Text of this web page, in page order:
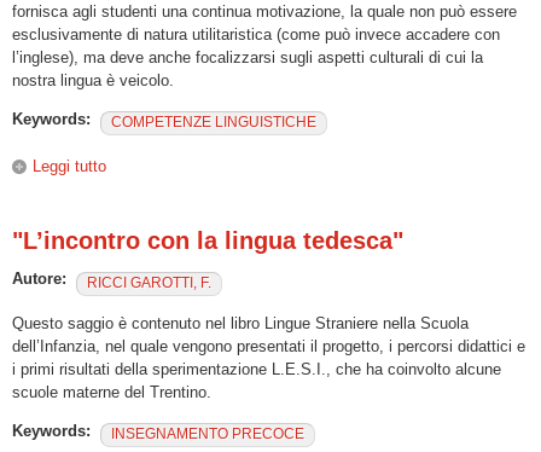
fornisca agli studenti una continua motivazione, la quale non può essere
esclusivamente di natura utilitaristica (come può invece accadere con
l’inglese), ma deve anche focalizzarsi sugli aspetti culturali di cui la
nostra lingua è veicolo.
Keywords: COMPETENZE LINGUISTICHE
Leggi tutto
"L’incontro con la lingua tedesca"
Autore: RICCI GAROTTI, F.
Questo saggio è contenuto nel libro Lingue Straniere nella Scuola
dell’Infanzia, nel quale vengono presentati il progetto, i percorsi didattici e
i primi risultati della sperimentazione L.E.S.I., che ha coinvolto alcune
scuole materne del Trentino.
Keywords: INSEGNAMENTO PRECOCE